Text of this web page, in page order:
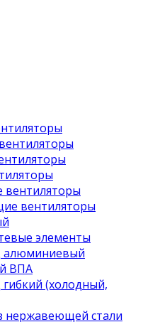
вентиляторы
вентиляторы
элементы
алюминиевый
ВПА
(холодный,
нержавеющей стали